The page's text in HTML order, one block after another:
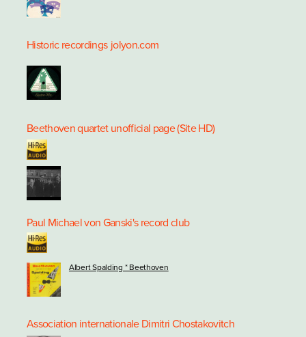
Historic recordings jolyon.com
Beethoven quartet unofficial page (Site HD)
Paul Michael von Ganski's record club
Albert Spalding * Beethoven
Association internationale Dimitri Chostakovitch